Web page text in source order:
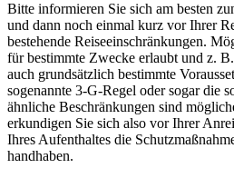
Bitte informieren Sie sich am besten
und dann noch einmal kurz vor Ihrer
bestehende Reiseeinschränkungen.
für bestimmte Zwecke erlaubt und z.
auch grundsätzlich bestimmte
sogenannte 3-G-Regel oder sogar die
ähnliche Beschränkungen sind
erkundigen Sie sich also vor Ihrer
Ihres Aufenthaltes die
handhaben.